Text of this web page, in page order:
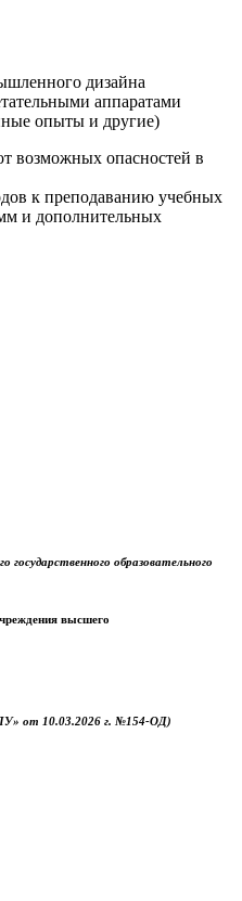
дизайна
аппаратами
опыты и другие)
возможных опасностей в
к преподаванию учебных
и дополнительных
образовательного
высшего
от 10.03.2026 г. №154-ОД)